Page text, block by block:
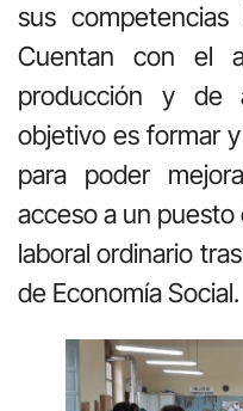
sus competencias
Cuentan con el
producción y de
objetivo es formar
para poder
acceso a un
laboral ordinario
de Economía Social.